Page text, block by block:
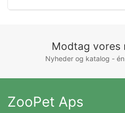
Modtag vores
Nyheder og katalog -
ZooPet Aps